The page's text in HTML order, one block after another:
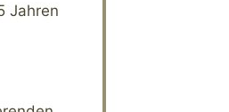
Jahren